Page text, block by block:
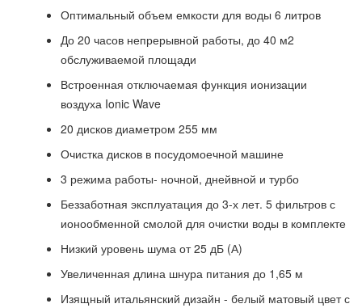
Оптимальный объем емкости для воды 6 литров
До 20 часов непрерывной работы, до 40 м2
обслуживаемой площади
Встроенная отключаемая функция ионизации
воздуха Ionic Wave
20 дисков диаметром 255 мм
Очистка дисков в посудомоечной машине
3 режима работы- ночной, днейвной и турбо
Беззаботная эксплуатация до 3-х лет. 5 фильтров с
ионообменной смолой для очистки воды в комплекте
Низкий уровень шума от 25 дБ (А)
Увеличенная длина шнура питания до 1,65 м
Изящный итальянский дизайн - белый матовый цвет с